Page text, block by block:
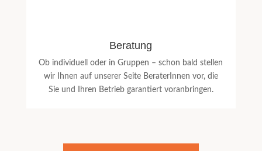
Beratung
Ob individuell oder in Gruppen – schon bald stellen
wir Ihnen auf unserer Seite BeraterInnen vor, die
Sie und Ihren Betrieb garantiert voranbringen.